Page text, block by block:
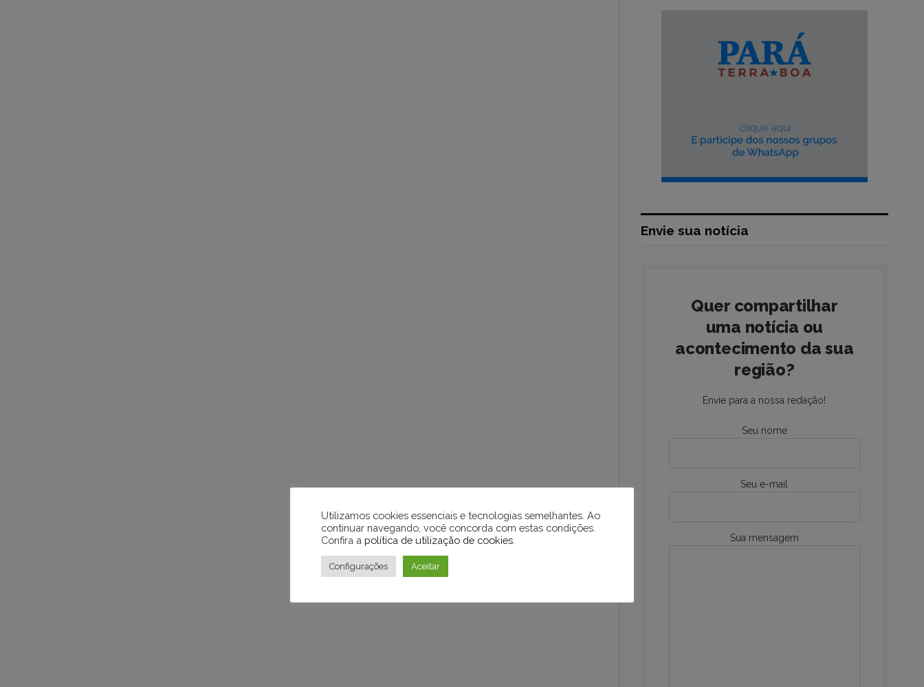
Envie sua notícia
Quer compartilhar
uma notícia ou
acontecimento da sua
região?
Envie para a nossa redação!
Seu nome
Seu e-mail
Sua mensagem
Utilizamos cookies essenciais e tecnologias semelhantes. Ao
continuar navegando, você concorda com estas condições.
Confira a política de utilização de cookies
Configurações Aceitar